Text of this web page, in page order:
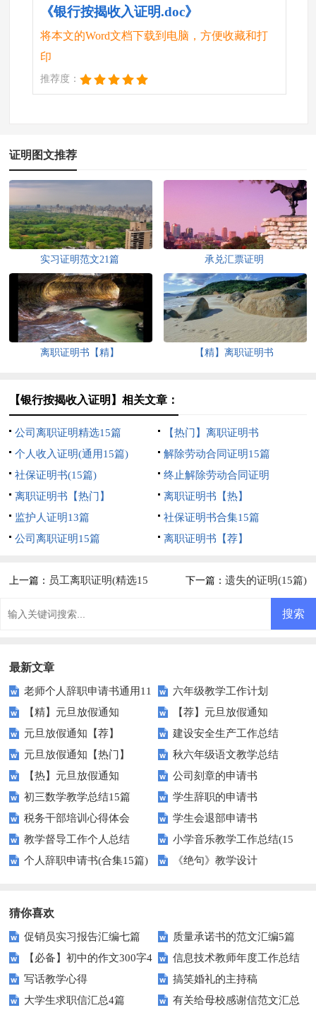
《银行按揭收入证明.doc》
将本文的Word文档下载到电脑，方便收藏和打
印
推荐度：
证明图文推荐
实习证明范文21篇 承兑汇票证明
离职证明书【精】 【精】离职证明书
【银行按揭收入证明】相关文章：
公司离职证明精选15篇
【热门】离职证明书
个人收入证明(通用15篇)
解除劳动合同证明15篇
社保证明书(15篇)
终止解除劳动合同证明
离职证明书【热门】
离职证明书【热】
监护人证明13篇
社保证明书合集15篇
公司离职证明15篇
离职证明书【荐】
上一篇： 员工离职证明(精选15 下一篇： 遗失的证明(15篇)
最新文章
老师个人辞职申请书通用11
篇
六年级教学工作计划
【精】元旦放假通知
【荐】元旦放假通知
元旦放假通知【荐】
建设安全生产工作总结
元旦放假通知【热门】
秋六年级语文教学总结
【热】元旦放假通知
公司刻章的申请书
初三数学教学总结15篇
学生辞职的申请书
税务干部培训心得体会
学生会退部申请书
教学督导工作个人总结
小学音乐教学工作总结(15
篇)
个人辞职申请书(合集15篇) 《绝句》教学设计
猜你喜欢
促销员实习报告汇编七篇
质量承诺书的范文汇编5篇
【必备】初中的作文300字4
篇
信息技术教师年度工作总结
写话教学心得
搞笑婚礼的主持稿
大学生求职信汇总4篇
有关给母校感谢信范文汇总